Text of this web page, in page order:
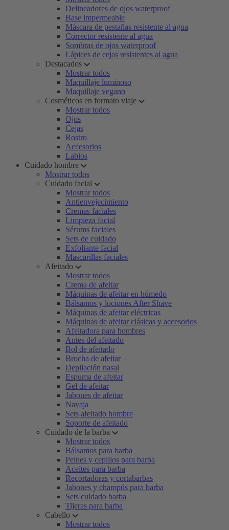
Delineadores de ojos waterproof
Base impermeable
Máscara de pestañas resistente al agua
Corrector resistente al agua
Sombras de ojos waterproof
Lápices de cejas resistentes al agua
Destacados
Mostrar todos
Maquillaje luminoso
Maquillaje vegano
Cosméticos en formato viaje
Mostrar todos
Ojos
Cejas
Rostro
Accesorios
Labios
Cuidado hombre
Mostrar todos
Cuidado facial
Mostrar todos
Antienvejecimiento
Cremas faciales
Limpieza facial
Sérums faciales
Sets de cuidado
Exfoliante facial
Mascarillas faciales
Afeitado
Mostrar todos
Crema de afeitar
Máquinas de afeitar en húmedo
Bálsamos y lociones After Shave
Máquinas de afeitar eléctricas
Máquinas de afeitar clásicas y accesorios
Afeitadora para hombres
Antes del afeitado
Bol de afeitado
Brocha de afeitar
Depilación nasal
Espuma de afeitar
Gel de afeitar
Jabones de afeitar
Navaja
Sets afeitado hombre
Soporte de afeitado
Cuidado de la barba
Mostrar todos
Bálsamos para barba
Peines y cepillos para barba
Aceites para barba
Recortadoras y cortabarbas
Jabones y champús para barba
Sets cuidado barba
Tijeras para barba
Cabello
Mostrar todos